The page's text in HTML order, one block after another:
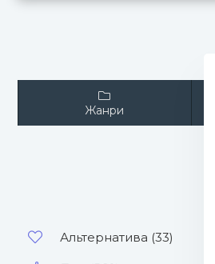
Жанри
Альтернатива (33)